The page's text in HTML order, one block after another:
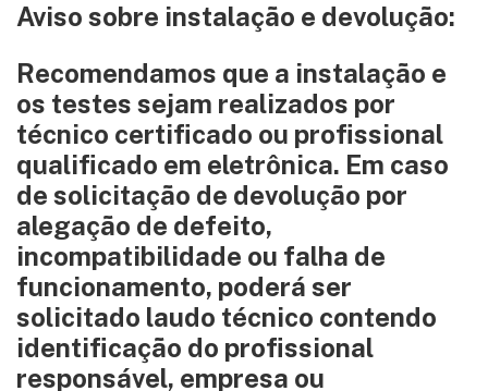
Aviso sobre instalação e devolução:
Recomendamos que a instalação e
os testes sejam realizados por
técnico certificado ou profissional
qualificado em eletrônica. Em caso
de solicitação de devolução por
alegação de defeito,
incompatibilidade ou falha de
funcionamento, poderá ser
solicitado laudo técnico contendo
identificação do profissional
responsável, empresa ou